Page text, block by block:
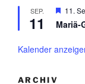
ee
h
o
n
o
r
h
SEP.
11
H
r
o
11.
Mariä-
Kalender
ARCHIV